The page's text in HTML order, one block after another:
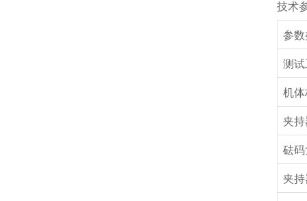
技术
参
测
机
夹
砝
夹